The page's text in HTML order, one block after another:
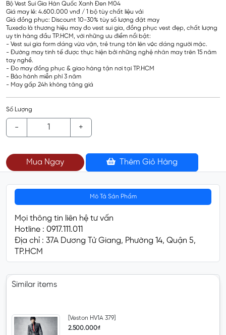
Bộ Vest Sui Gia Hàn Quốc Xanh Đen M04
Giá may lẻ: 4.600.000 vnđ / 1 bộ tùy chất liệu vải
Giá đồng phục: Discount 10-30% tùy số lượng đặt may
Tuxedo là thương hiệu may đo vest sui gia, đồng phục vest đẹp, chất lượng
uy tín hàng đầu TP.HCM, với những ưu điểm nổi bật:
- Vest sui gia form dáng vừa vặn, trẻ trung tôn lên vóc dáng người mặc.
- Đường may tinh tế được thực hiện bởi những nghệ nhân may trên 15 năm
tay nghề.
- Đo may đồng phục & giao hàng tận nơi tại TP.HCM
- Bảo hành miễn phí 3 năm
- May gấp 24h không tăng giá
Số Lượng
- +
Mua Ngay Thêm Giỏ Hàng
Mô Tả Sản Phẩm
Mọi thông tin liên hệ tư vấn
Hotline : 0917.111.011
Địa chỉ : 37A Dương Tử Giang, Phường 14, Quận 5,
TP.HCM
Similar items
[Veston HV1A 379]
2.500.000₫